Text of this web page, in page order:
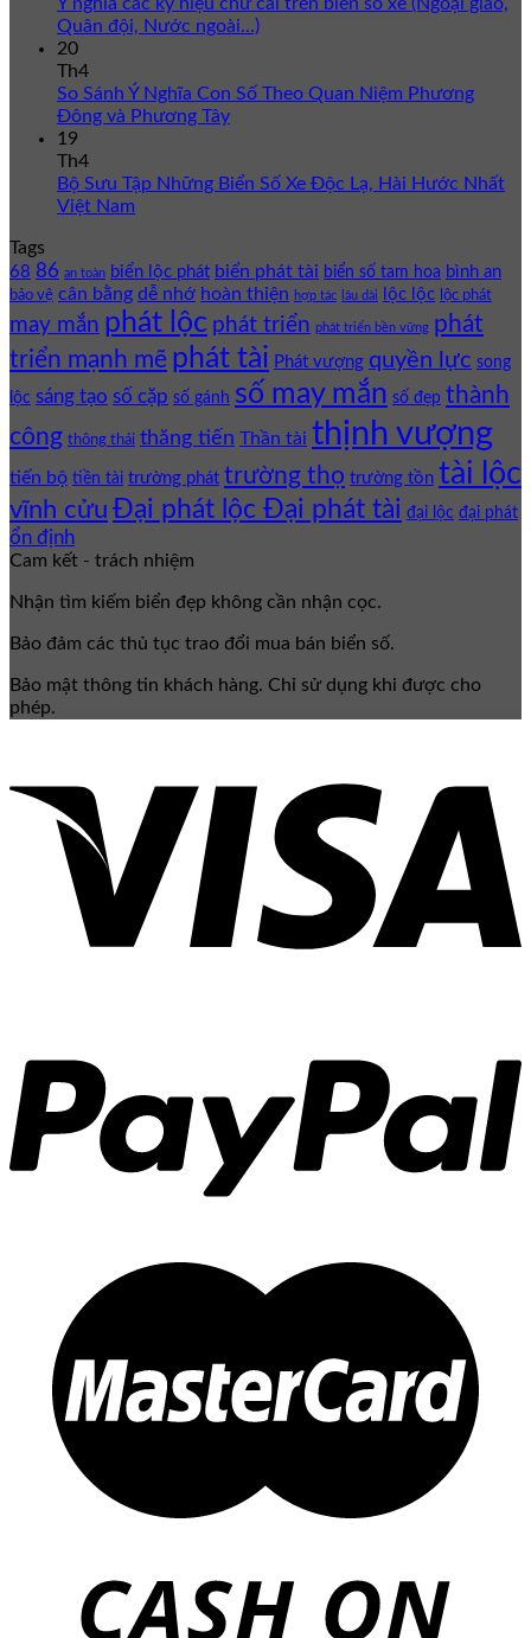
Quân đội, Nước ngoài…)
20
Th4
So Sánh Ý Nghĩa Con Số Theo Quan Niệm Phương
Đông và Phương Tây
19
Th4
Bộ Sưu Tập Những Biển Số Xe Độc Lạ, Hài Hước Nhất
Việt Nam
Tags
68 86 an toàn biển lộc phát biển phát tài biển số tam hoa bình an
bảo vệ cân bằng dễ nhớ hoàn thiện hợp tác lâu dài lộc lộc lộc phát
may mắn phát lộc phát triển phát triển bền vững phát
triển mạnh mẽ phát tài Phát vượng quyền lực song
lộc sáng tạo số cặp số gánh số may mắn số đẹp thành
công thông thái thăng tiến Thần tài thịnh vượng
tiến bộ tiền tài trường phát trường thọ trường tồn tài lộc
vĩnh cửu Đại phát lộc Đại phát tài đại lộc đại phát
ổn định
Cam kết - trách nhiệm
Nhận tìm kiếm biển đẹp không cần nhận cọc.
Bảo đảm các thủ tục trao đổi mua bán biển số.
Bảo mật thông tin khách hàng. Chỉ sử dụng khi được cho
phép.